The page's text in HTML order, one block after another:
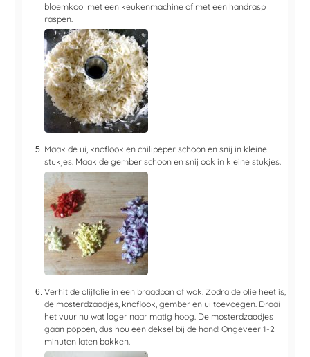
bloemkool met een keukenmachine of met een handrasp
raspen.
Maak de ui, knoflook en chilipeper schoon en snij in kleine
stukjes. Maak de gember schoon en snij ook in kleine stukjes.
Verhit de olijfolie in een braadpan of wok. Zodra de olie heet is,
de mosterdzaadjes, knoflook, gember en ui toevoegen. Draai
het vuur nu wat lager naar matig hoog. De mosterdzaadjes
gaan poppen, dus hou een deksel bij de hand! Ongeveer1-2
minuten laten bakken.